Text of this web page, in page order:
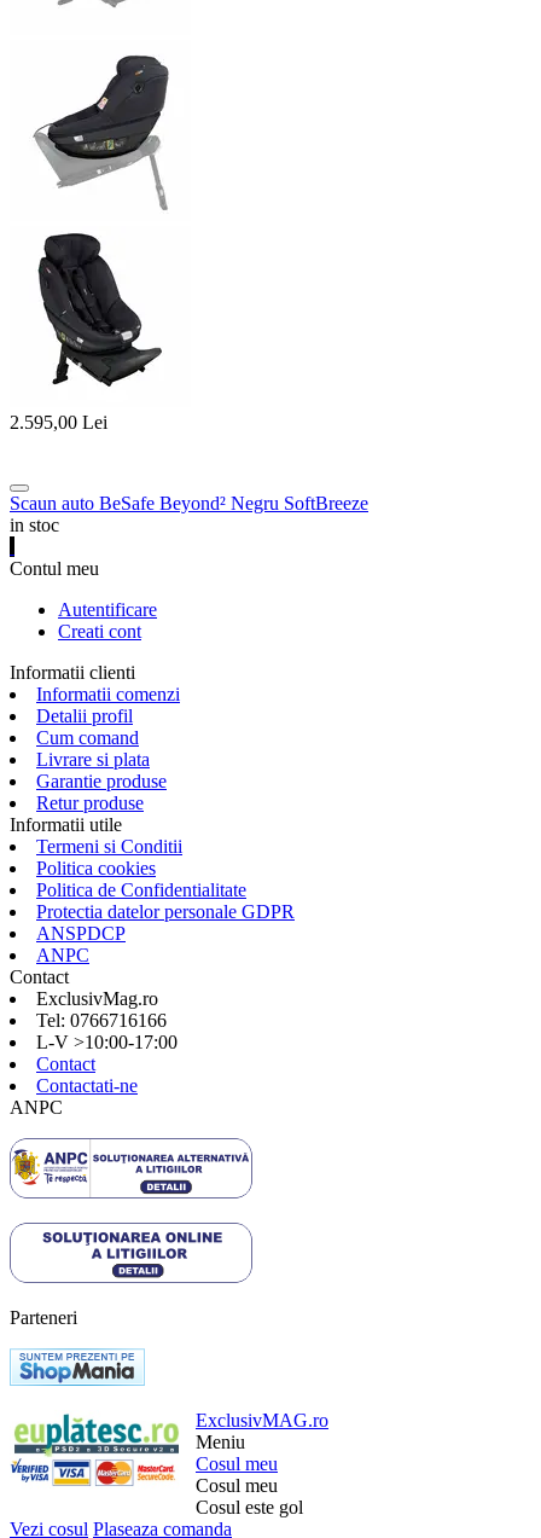
2.595,00 Lei
Scaun auto BeSafe Beyond² Negru SoftBreeze
in stoc
Contul meu
Autentificare
Creati cont
Informatii clienti
Informatii comenzi
Detalii profil
Cum comand
Livrare si plata
Garantie produse
Retur produse
Informatii utile
Termeni si Conditii
Politica cookies
Politica de Confidentialitate
Protectia datelor personale GDPR
ANSPDCP
ANPC
Contact
ExclusivMag.ro
Tel: 0766716166
L-V >10:00-17:00
Contact
Contactati-ne
ANPC
Parteneri
ExclusivMAG.ro
Meniu
Cosul meu
Cosul meu
Cosul este gol
Vezi cosul Plaseaza comanda